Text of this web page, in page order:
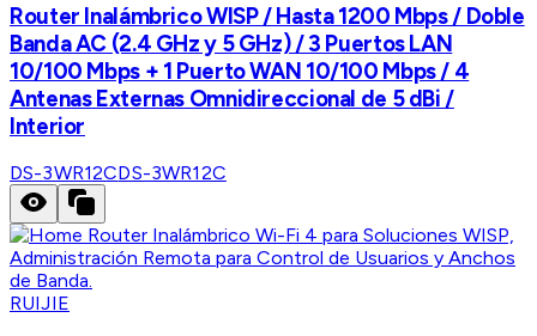
Router Inalámbrico WISP / Hasta 1200 Mbps / Doble
Banda AC (2.4 GHz y 5 GHz) / 3 Puertos LAN
10/100 Mbps + 1 Puerto WAN 10/100 Mbps / 4
Antenas Externas Omnidireccional de 5 dBi /
Interior
DS-3WR12CDS-3WR12C
RUIJIE